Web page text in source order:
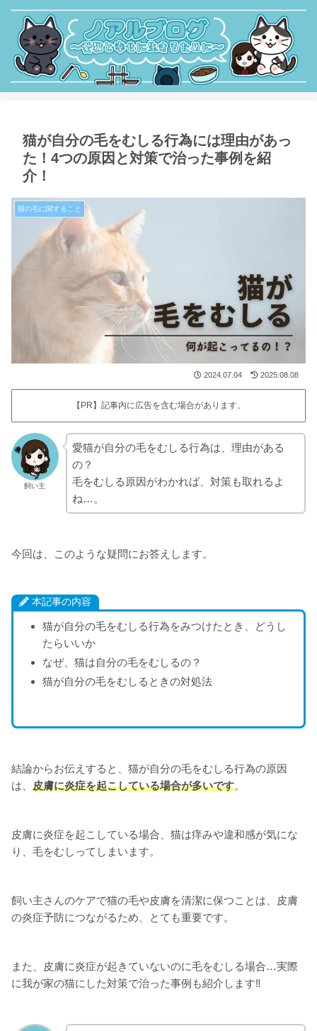
猫が自分の毛をむしる行為には理由があっ
た！4つの原因と対策で治った事例を紹
介！
猫の毛に関すること
2024.07.04 2025.08.08
【PR】記事内に広告を含む場合があります。
飼い主
愛猫が自分の毛をむしる行為は、理由がある
の？
毛をむしる原因がわかれば、対策も取れるよ
ね…。
今回は、このような疑問にお答えします。
本記事の内容
猫が自分の毛をむしる行為をみつけたとき、どうし
たらいいか
なぜ、猫は自分の毛をむしるの？
猫が自分の毛をむしるときの対処法
結論からお伝えすると、猫が自分の毛をむしる行為の原因
は、 皮膚に炎症を起こしている場合が多いです。
皮膚に炎症を起こしている場合、猫は痒みや違和感が気にな
り、毛をむしってしまいます。
飼い主さんのケアで猫の毛や皮膚を清潔に保つことは、皮膚
の炎症予防につながるため、とても重要です。
また、皮膚に炎症が起きていないのに毛をむしる場合…実際
に我が家の猫にした対策で治った事例も紹介します‼